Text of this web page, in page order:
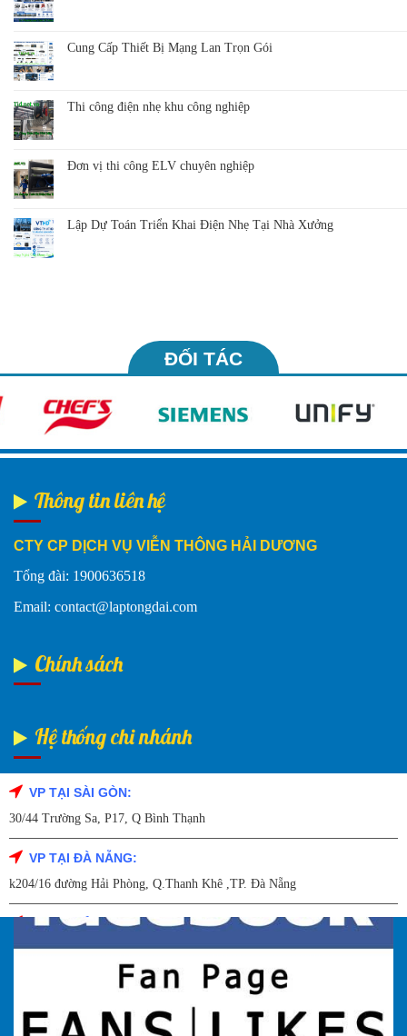
Cung Cấp Thiết Bị Mạng Lan Trọn Gói
Thi công điện nhẹ khu công nghiệp
Đơn vị thi công ELV chuyên nghiệp
Lập Dự Toán Triển Khai Điện Nhẹ Tại Nhà Xưởng
ĐỐI TÁC
Thông tin liên hệ
CTY CP DỊCH VỤ VIỄN THÔNG HẢI DƯƠNG
Tổng đài: 1900636518
Email: contact@laptongdai.com
Chính sách
Hệ thống chi nhánh
VP TẠI SÀI GÒN:
30/44 Trường Sa, P17, Q Bình Thạnh
VP TẠI ĐÀ NẴNG:
k204/16 đường Hải Phòng, Q.Thanh Khê ,TP. Đà Nẵng
VP TẠI HẢI DƯƠNG:
Số 9/14 – P.Tứ Thông – TP Hải Dương
VP TẠI HẢI PHÒNG:
227 Đường Hải Triều , P. Quán Toan , Q. Hồng Bàng , Tp Hải Phòng
Fanpage Facebook